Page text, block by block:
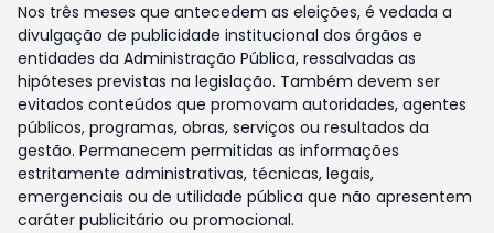
Nos três meses que antecedem as eleições, é vedada a
divulgação de publicidade institucional dos órgãos e
entidades da Administração Pública, ressalvadas as
hipóteses previstas na legislação. Também devem ser
evitados conteúdos que promovam autoridades, agentes
públicos, programas, obras, serviços ou resultados da
gestão. Permanecem permitidas as informações
estritamente administrativas, técnicas, legais,
emergenciais ou de utilidade pública que não apresentem
caráter publicitário ou promocional.